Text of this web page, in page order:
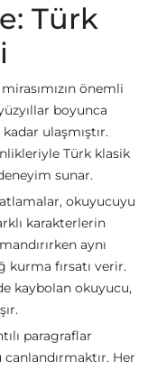
Türk
önemli
boyunca
ulaşmıştır.
Türk klasik
sunar.
okuyucuyu
karakterlerin
aynı
kurma fırsatı verir.
kaybolan okuyucu,
paragraflar
Her